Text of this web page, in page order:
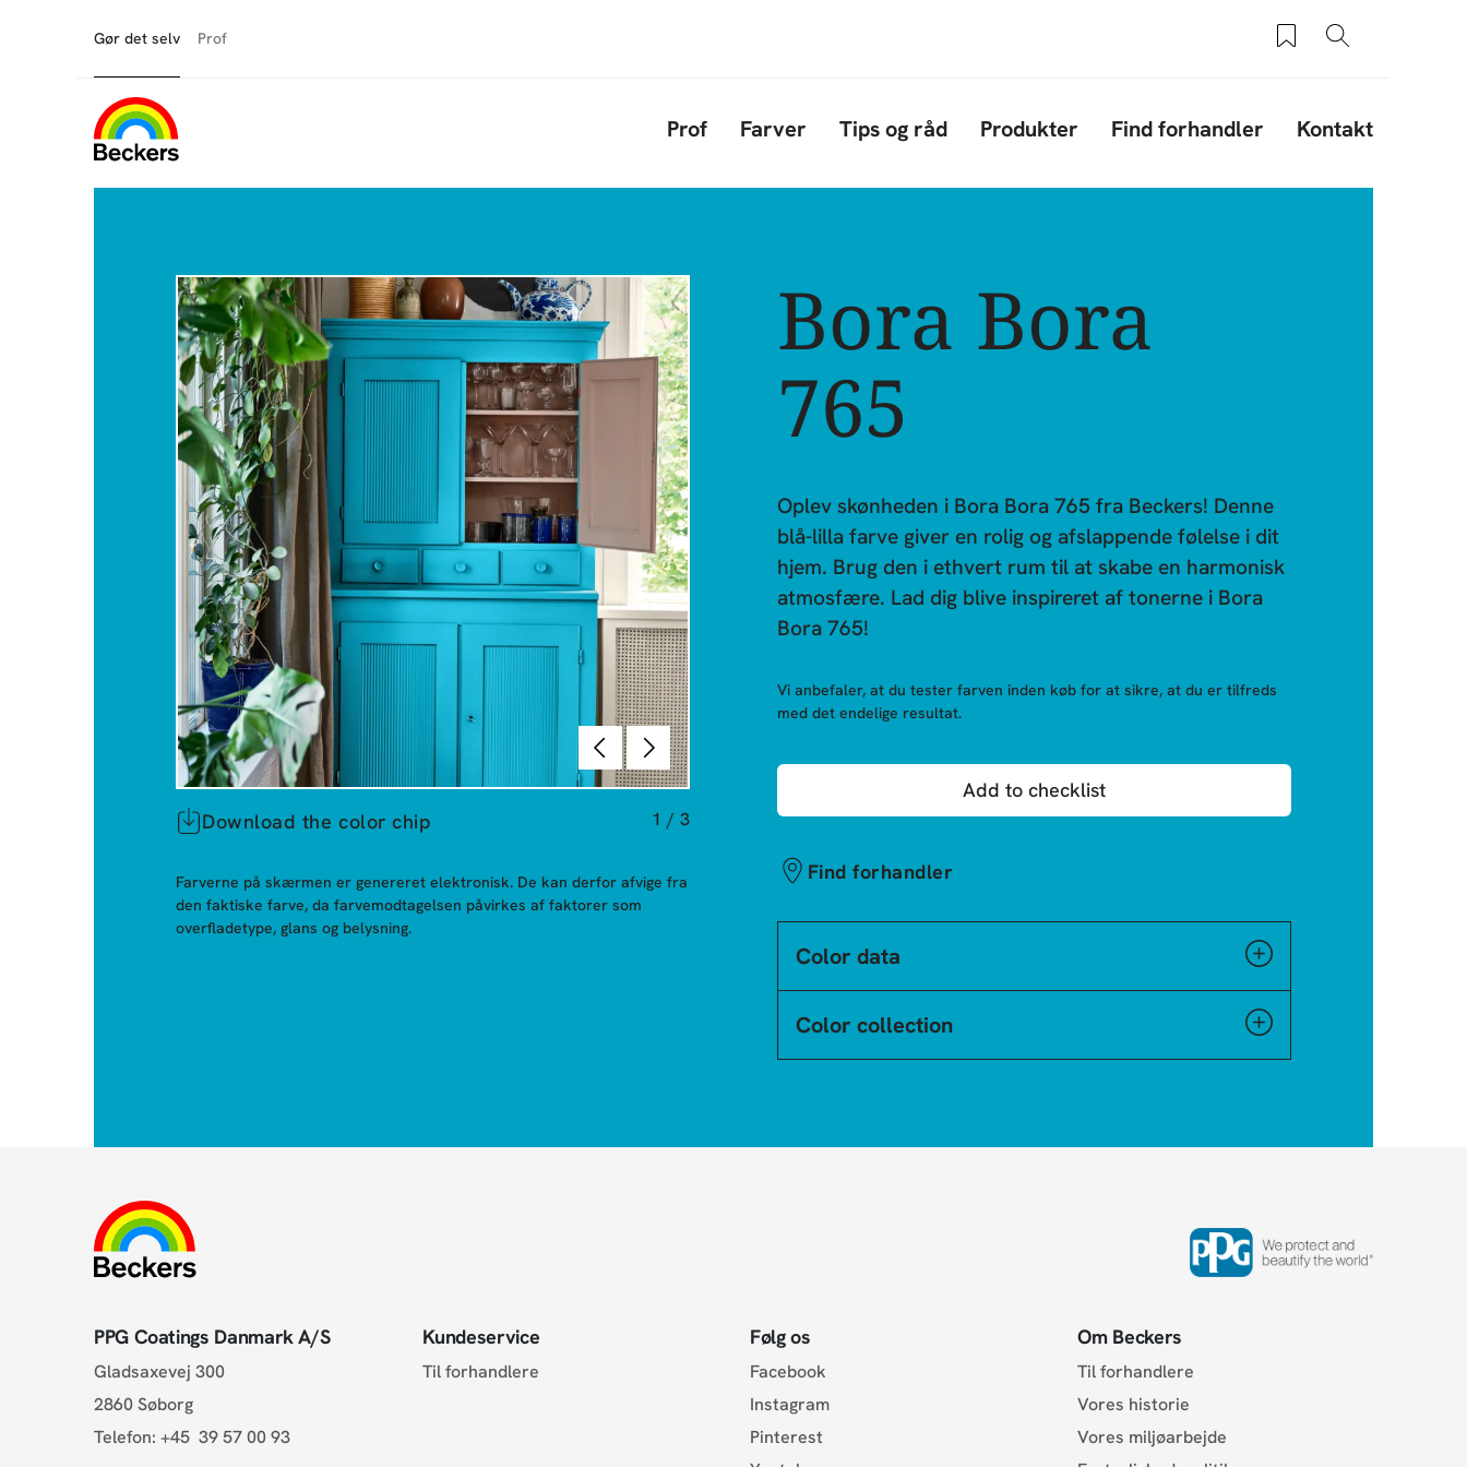
Gør det selv Prof Saved products
Søg
Prof Farver Tips og råd Produkter Find forhandler Kontakt
Bora Bora
765
ForrigeNæste
Download the color chip 1 / 3
Farverne på skærmen er genereret elektronisk. De kan derfor afvige fra
den faktiske farve, da farvemodtagelsen påvirkes af faktorer som
overfladetype, glans og belysning.
Oplev skønheden i Bora Bora 765 fra Beckers! Denne
blå-lilla farve giver en rolig og afslappende følelse i dit
hjem. Brug den i ethvert rum til at skabe en harmonisk
atmosfære. Lad dig blive inspireret af tonerne i Bora
Bora 765!
Vi anbefaler, at du tester farven inden køb for at sikre, at du er tilfreds
med det endelige resultat.
Add to checklist
Find forhandler
Color data
Color collection
PPG Coatings Danmark A/S
Gladsaxevej 300
2860 Søborg
Telefon:+45 39 57 00 93
Kundeservice
Til forhandlere
Følg os
Facebook
Instagram
Pinterest
Om Beckers
Til forhandlere
Vores historie
Vores miljøarbejde